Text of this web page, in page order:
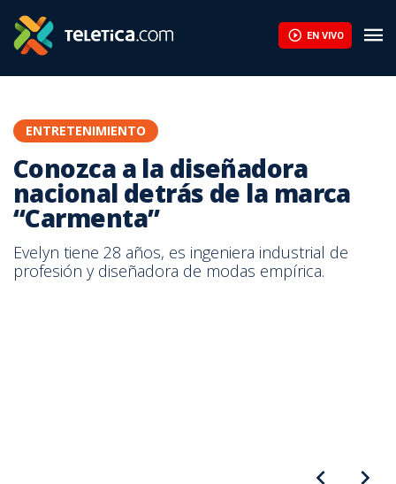
EN VIVO
ENTRETENIMIENTO
Conozca a la diseñadora
nacional detrás de la marca
“Carmenta”
Evelyn tiene 28 años, es ingeniera industrial de
profesión y diseñadora de modas empírica.